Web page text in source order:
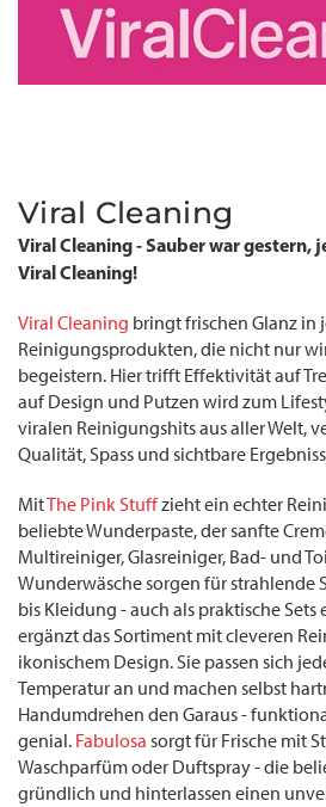
Viral Cleaning
Viral Cleaning - Sauber war gestern,
Viral Cleaning!
Viral Cleaning bringt frischen Glanz in
Reinigungsprodukten, die nicht nur
begeistern. Hier trifft Effektivität auf
auf Design und Putzen wird zum
viralen Reinigungshits aus aller Welt,
Qualität, Spass und sichtbare
MitThe Pink Stuffzieht ein echter
beliebte Wunderpaste, der sanfte
Multireiniger, Glasreiniger, Bad- und
Wunderwäsche sorgen für strahlende
bis Kleidung - auch als praktische Sets
ergänzt das Sortiment mit cleveren
ikonischem Design. Sie passen sich
Temperatur an und machen selbst
Handumdrehen den Garaus -
genial. Fabulosa sorgt für Frische mit
Waschparfüm oder Duftspray - die
gründlich und hinterlassen einen